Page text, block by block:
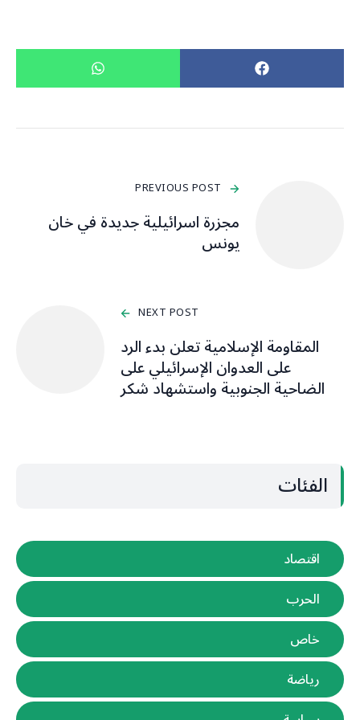
PREVIOUS POST
مجزرة اسرائيلية جديدة في ‎خان
يونس
NEXT POST
المقاومة الإسلامية تعلن بدء الرد
على العدوان الإسرائيلي على
الضاحية الجنوبية واستشهاد شكر
الفئات
اقتصاد
الحرب
خاص
رياضة